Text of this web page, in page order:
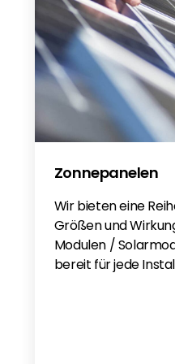
Zonnepanelen
Wir bieten eine
Größen und
Modulen /
bereit für jede